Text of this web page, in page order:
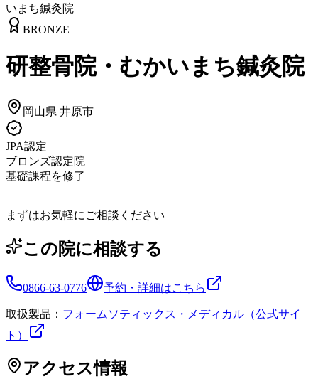
いまち鍼灸院
BRONZE
研整骨院・むかいまち鍼灸院
岡山県 井原市
JPA認定
ブロンズ認定院
基礎課程を修了
まずはお気軽にご相談ください
この院に相談する
0866-63-0776 予約・詳細はこちら
取扱製品： フォームソティックス・メディカル（公式サイ
ト）
アクセス情報